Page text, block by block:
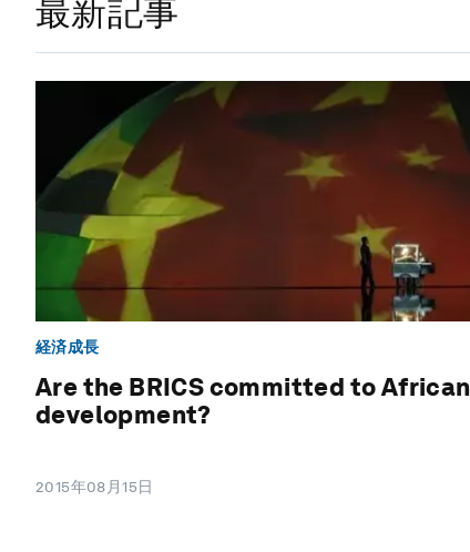
最新記事
経済成長
Are the BRICS committed to African
development?
2015年08月15日